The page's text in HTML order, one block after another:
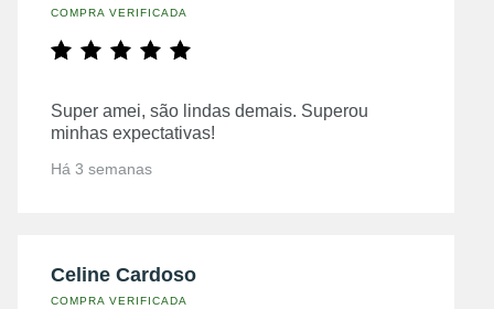
COMPRA VERIFICADA
Super amei, são lindas demais. Superou
minhas expectativas!
Há 3 semanas
Celine Cardoso
COMPRA VERIFICADA